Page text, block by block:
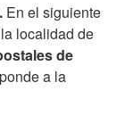
En el siguiente
localidad de
de
a la